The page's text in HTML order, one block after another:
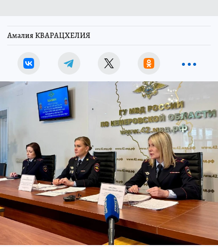
Амалия КВАРАЦХЕЛИЯ